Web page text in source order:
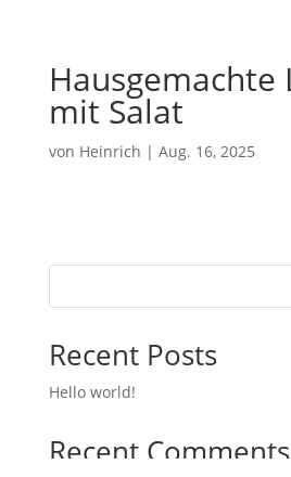
Hausgemachte
mit Salat
von Heinrich | Aug. 16, 2025
Recent Posts
Hello world!
Recent Comments